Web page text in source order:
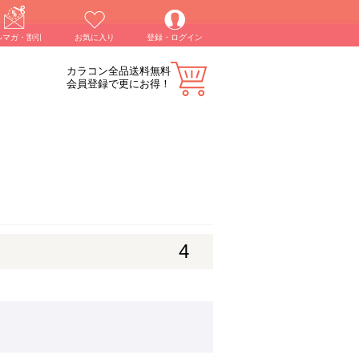
マガ・割引 お気に入り 登録・ログイン
カラコン全品送料無料
会員登録で更にお得！
4